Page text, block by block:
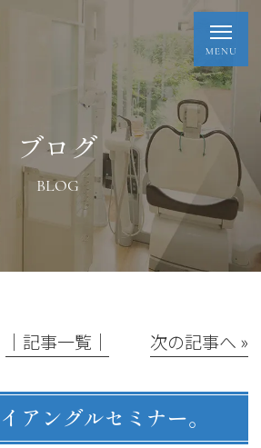
ブログ
BLOG
│記事一覧│ 次の記事へ »
アングルセミナー。